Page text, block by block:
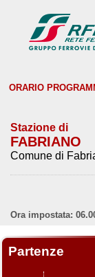
ORARIO
Stazione di
FABRIANO
Comune di
Ora impostata:
Partenze